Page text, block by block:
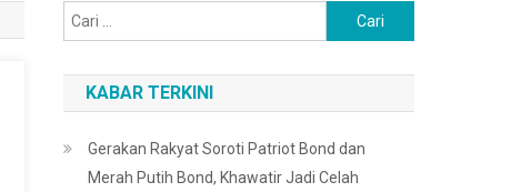
untuk:
KABAR TERKINI
Gerakan Rakyat Soroti Patriot Bond dan
Merah Putih Bond, Khawatir Jadi Celah